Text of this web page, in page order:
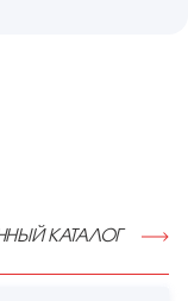
КАТАЛОГ